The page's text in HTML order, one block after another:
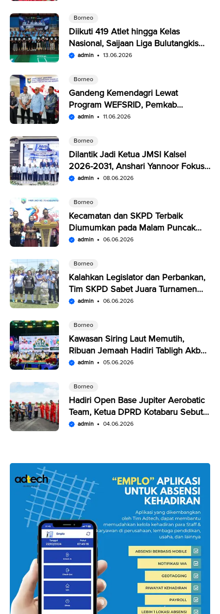
Borneo
Diikuti 419 Atlet hingga Kelas
Nasional, Saijaan Liga Bulutangkis
Memperebutkan Rp109,5 Juta
admin 13.06.2026
Borneo
Gandeng Kemendagri Lewat
Program WEFSRID, Pemkab
Kotabaru Targetkan Petani Panen 3
admin 11.06.2026
Borneo
Dilantik Jadi Ketua JMSI Kalsel
2026-2031, Anshari Yannoor Fokus
Verifikasi Perusahaan Pers
admin 08.06.2026
Borneo
Kecamatan dan SKPD Terbaik
Diumumkan pada Malam Puncak
Penutupan Expo Saijaan Kotabaru
admin 06.06.2026
Borneo
Kalahkan Legislator dan Perbankan,
Tim SKPD Sabet Juara Turnamen
Segitiga Kotabaru
admin 06.06.2026
Borneo
Kawasan Siring Laut Memutih,
Ribuan Jemaah Hadiri Tabligh Akbar
HUT Kabupaten Kotabaru
admin 05.06.2026
Borneo
Hadiri Open Base Jupiter Aerobatic
Team, Ketua DPRD Kotabaru Sebut
Penampilan JAT Luar Biasa
admin 04.06.2026